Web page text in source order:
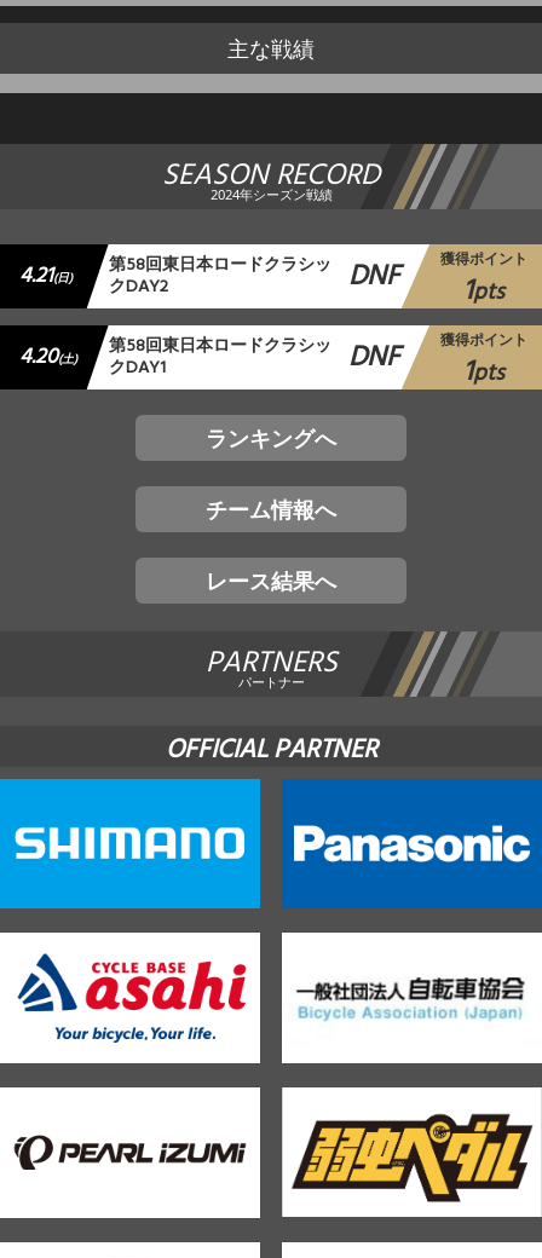
主な戦績
SEASON RECORD
2024年シーズン戦績
4.21(日) 第58回東日本ロードクラシッ
クDAY2 DNF 獲得ポイント
1pts
4.20(土) 第58回東日本ロードクラシッ
クDAY1 DNF 獲得ポイント
1pts
ランキングへ
チーム情報へ
レース結果へ
PARTNERS
パートナー
OFFICIAL PARTNER